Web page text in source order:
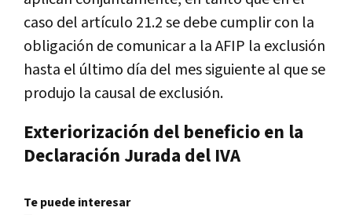
caso del artículo 21.2 se debe cumplir con la
obligación de comunicar a la AFIP la exclusión
hasta el último día del mes siguiente al que se
produjo la causal de exclusión.
Exteriorización del beneficio en la
Declaración Jurada del IVA
Te puede interesar